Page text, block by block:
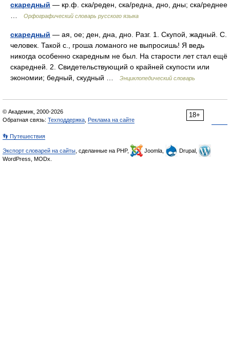
скаредный — кр.ф. ска/реден, ска/редна, дно, дны; ска/реднее
Орфографический словарь русского языка
скаредный — ая, ое; ден, дна, дно. Разг. 1. Скупой, жадный. С.
человек. Такой с., гроша ломаного не выпросишь! Я ведь
никогда особенно скаредным не был. На старости лет стал ещё
скаредней. 2. Свидетельствующий о крайней скупости или
экономии; бедный, скудный …
Энциклопедический словарь
18+
© Академик, 2000-2026
Обратная связь: Техподдержка Реклама на сайте
👣 Путешествия
Экспорт словарей на сайты , сделанные на PHP, Joomla,
Drupal,
WordPress, MODx.